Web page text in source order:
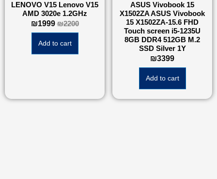
ASUS Vivobook 15
X1502ZA ASUS Vivobook
15 X1502ZA-15.6 FHD
Touch screen i5-1235U
8GB DDR4 512GB M.2
SSD Silver 1Y
₪3399
Add to cart
LENOVO V15 Lenovo V15
AMD 3020e 1.2GHz
₪2200
₪1999
Add to cart